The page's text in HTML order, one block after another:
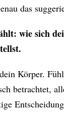
das
wie sich
Körper.
betrachtet,